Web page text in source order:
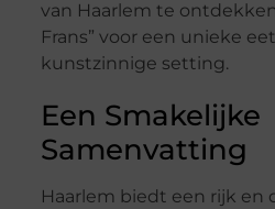
van Haarlem te
Frans” voor een unieke
kunstzinnige setting.
Een Smakelijke
Samenvatting
Haarlem biedt een rijk en